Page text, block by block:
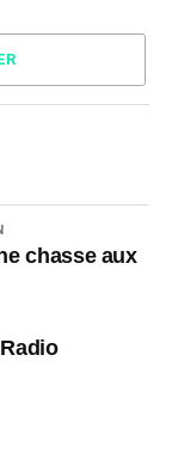
chasse aux